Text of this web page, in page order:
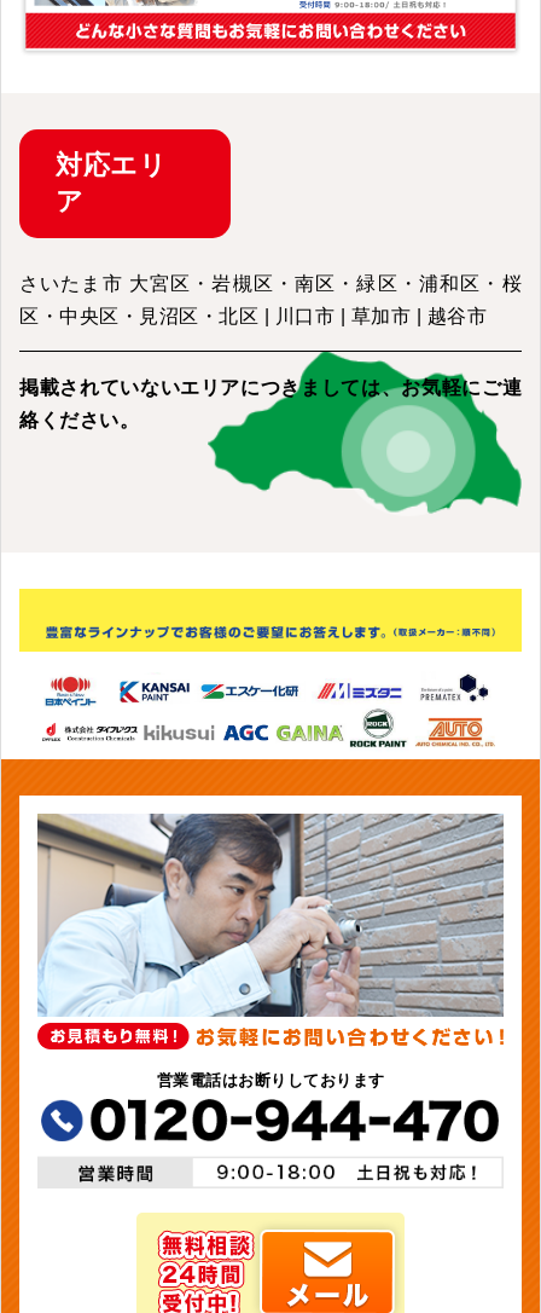
対応エリ
ア
さいたま市 大宮区・岩槻区・南区・緑区・浦和区・桜
区・中央区・見沼区・北区 | 川口市 | 草加市 | 越谷市
掲載されていないエリアにつきましては、お気軽にご連
絡ください。
営業電話はお断りしております